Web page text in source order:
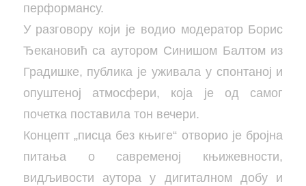
перформансу.
У разговору који је водио модератор Борис
Ђекановић са аутором Синишом Балтом из
Градишке, публика је уживала у спонтаној и
опуштеној атмосфери, која је од самог
почетка поставила тон вечери.
Концепт „писца без књиге“ отворио је бројна
питања о савременој књижевности,
видљивости аутора у дигиталном добу и